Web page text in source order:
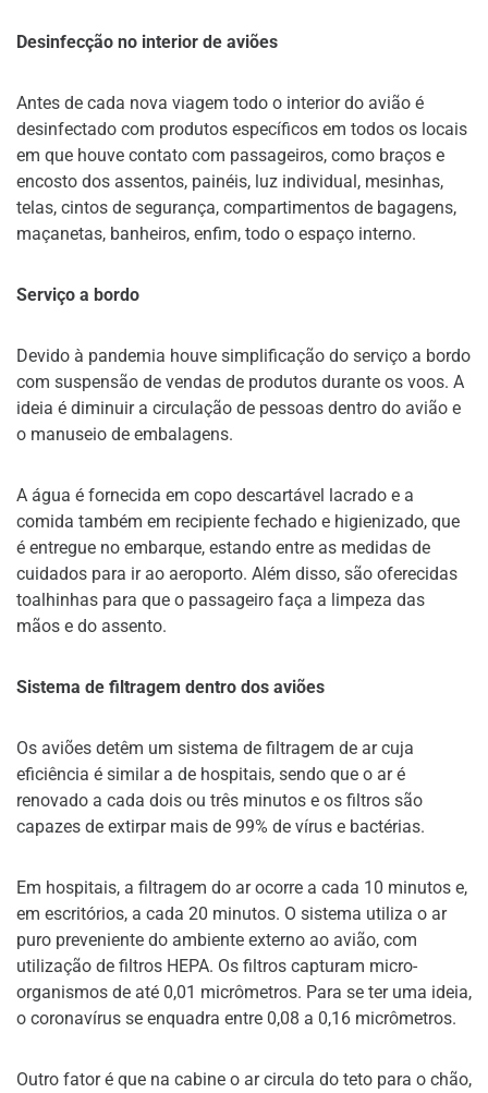
Desinfecção no interior de aviões
Antes de cada nova viagem todo o interior do avião é
desinfectado com produtos específicos em todos os locais
em que houve contato com passageiros, como braços e
encosto dos assentos, painéis, luz individual, mesinhas,
telas, cintos de segurança, compartimentos de bagagens,
maçanetas, banheiros, enfim, todo o espaço interno.
Serviço a bordo
Devido à pandemia houve simplificação do serviço a bordo
com suspensão de vendas de produtos durante os voos. A
ideia é diminuir a circulação de pessoas dentro do avião e
o manuseio de embalagens.
A água é fornecida em copo descartável lacrado e a
comida também em recipiente fechado e higienizado, que
é entregue no embarque, estando entre as medidas de
cuidados para ir ao aeroporto. Além disso, são oferecidas
toalhinhas para que o passageiro faça a limpeza das
mãos e do assento.
Sistema de filtragem dentro dos aviões
Os aviões detêm um sistema de filtragem de ar cuja
eficiência é similar a de hospitais, sendo que o ar é
renovado a cada dois ou três minutos e os filtros são
capazes de extirpar mais de 99% de vírus e bactérias.
Em hospitais, a filtragem do ar ocorre a cada 10 minutos e,
em escritórios, a cada 20 minutos. O sistema utiliza o ar
puro preveniente do ambiente externo ao avião, com
utilização de filtros HEPA. Os filtros capturam micro-
organismos de até 0,01 micrômetros. Para se ter uma ideia,
o coronavírus se enquadra entre 0,08 a 0,16 micrômetros.
Outro fator é que na cabine o ar circula do teto para o chão,